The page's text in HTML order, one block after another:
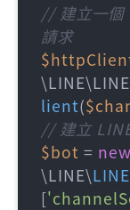
// 建立一個
請求
lient(
// 建立
$bot = new
\LINE\
[